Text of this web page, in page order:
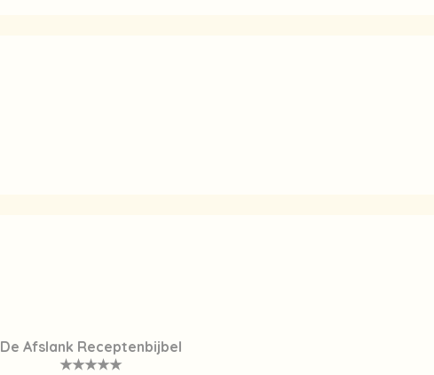
De Afslank Receptenbijbel
★★★★★